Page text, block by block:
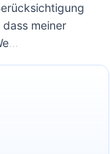
meiner
...